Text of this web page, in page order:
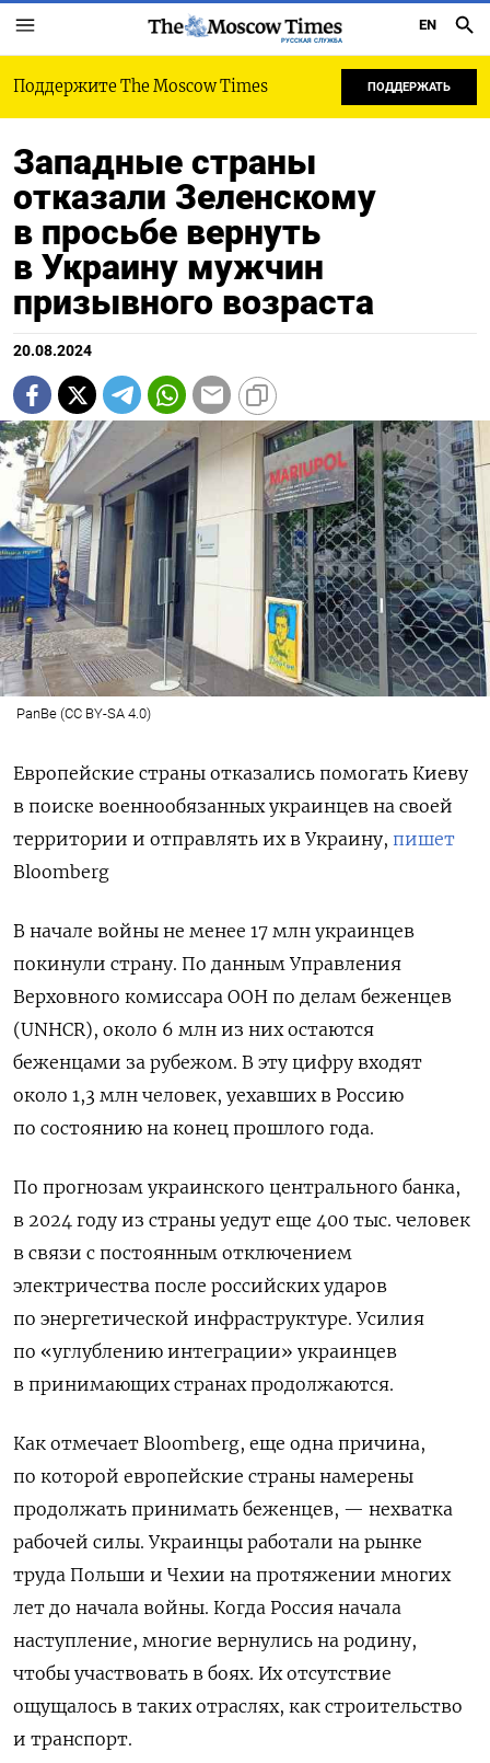
РУССКАЯ СЛУЖБА
EN
Поддержите The Moscow Times ПОДДЕРЖАТЬ
Западные страны
отказали Зеленскому
в просьбе вернуть
в Украину мужчин
призывного возраста
20.08.2024
PanBe (CC BY-SA 4.0)
Европейские страны отказались помогать Киеву
в поиске военнообязанных украинцев на своей
территории и отправлять их в Украину, пишет
Bloomberg
В начале войны не менее 17 млн украинцев
покинули страну. По данным Управления
Верховного комиссара ООН по делам беженцев
(UNHCR), около 6 млн из них остаются
беженцами за рубежом. В эту цифру входят
около 1,3 млн человек, уехавших в Россию
по состоянию на конец прошлого года.
По прогнозам украинского центрального банка,
в 2024 году из страны уедут еще 400 тыс. человек
в связи с постоянным отключением
электричества после российских ударов
по энергетической инфраструктуре. Усилия
по «углублению интеграции» украинцев
в принимающих странах продолжаются.
Как отмечает Bloomberg, еще одна причина,
по которой европейские страны намерены
продолжать принимать беженцев, — нехватка
рабочей силы. Украинцы работали на рынке
труда Польши и Чехии на протяжении многих
лет до начала войны. Когда Россия начала
наступление, многие вернулись на родину,
чтобы участвовать в боях. Их отсутствие
ощущалось в таких отраслях, как строительство
и транспорт.